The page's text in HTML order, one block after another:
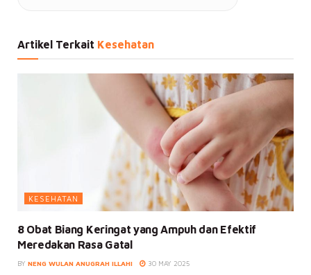
Artikel Terkait Kesehatan
KESEHATAN
8 Obat Biang Keringat yang Ampuh dan Efektif
Meredakan Rasa Gatal
BY NENG WULAN ANUGRAH ILLAHI 30 MAY 2025